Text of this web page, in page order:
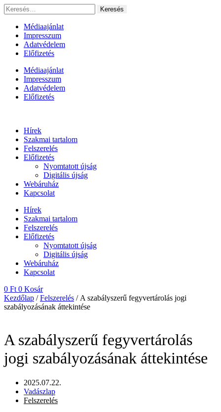
Ugrás
a
tartalomhoz
Keresés:
Médiaajánlat
Impresszum
Adatvédelem
Előfizetés
Médiaajánlat
Impresszum
Adatvédelem
Előfizetés
Hírek
Szakmai tartalom
Felszerelés
Előfizetés
Nyomtatott újság
Digitális újság
Webáruház
Kapcsolat
Hírek
Szakmai tartalom
Felszerelés
Előfizetés
Nyomtatott újság
Digitális újság
Webáruház
Kapcsolat
0 Ft 0 Kosár
Kezdőlap /Felszerelés / A szabályszerű fegyvertárolás jogi
szabályozásának áttekintése
A szabályszerű fegyvertárolás
jogi szabályozásának áttekintése
2025.07.22.
Vadászlap
Felszerelés